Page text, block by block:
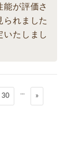
能が評価さ
られました
いたしまし
30 ... »